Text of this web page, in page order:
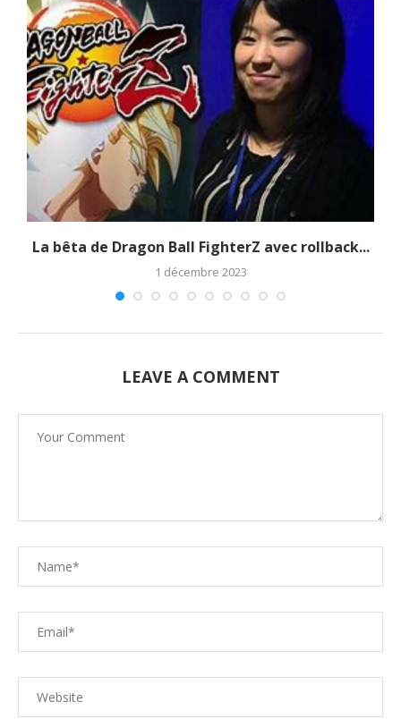
La bêta de Dragon Ball FighterZ avec rollback...
1 décembre 2023
LEAVE A COMMENT